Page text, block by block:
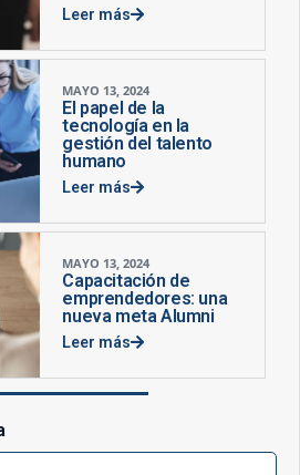
Leer más
MAYO 13, 2024
El papel de la
tecnología en la
gestión del talento
humano
Leer más
MAYO 13, 2024
Capacitación de
emprendedores: una
nueva meta Alumni
Leer más